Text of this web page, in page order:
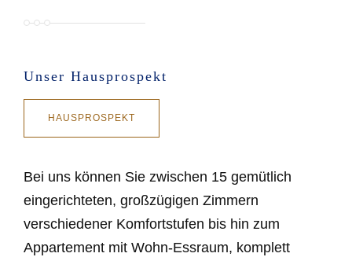
Unser Hausprospekt
HAUSPROSPEKT
Bei uns können Sie zwischen 15 gemütlich
eingerichteten, großzügigen Zimmern
verschiedener Komfortstufen bis hin zum
Appartement mit Wohn-Essraum, komplett